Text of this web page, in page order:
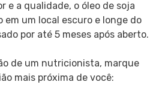
e a qualidade, o óleo de soja
em um local escuro e longe do
por até 5 meses após aberto.
de um nutricionista, marque
mais próxima de você: